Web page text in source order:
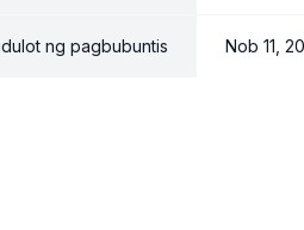
ng pagbubuntis Nob 11,